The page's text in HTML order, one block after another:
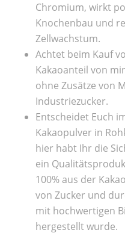
Chromium, wirkt
Knochenbau und
Zellwachstum.
Achtet beim Kauf
Kakaoanteil von
ohne Zusätze von
Industriezucker.
Entscheidet Euch
Kakaopulver in
hier habt Ihr die
ein
100% aus der
von Zucker und
mit hochwertigen
hergestellt wurde.